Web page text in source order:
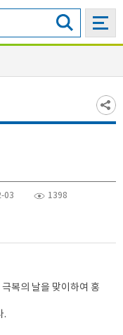
03 1398
복의 날을 맞이하여 홍
.